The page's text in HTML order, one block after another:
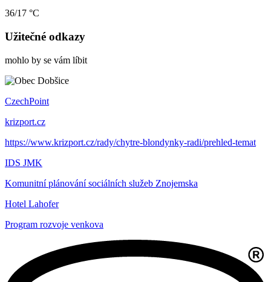
36/17 °C
Užitečné odkazy
mohlo by se vám líbit
CzechPoint
krizport.cz
https://www.krizport.cz/rady/chytre-blondynky-radi/prehled-temat
IDS JMK
Komunitní plánování sociálních služeb Znojemska
Hotel Lahofer
Program rozvoje venkova